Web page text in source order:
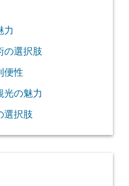
力
の選択肢
便性
光の魅力
選択肢